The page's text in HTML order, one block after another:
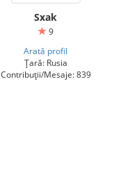
Sxak
9
Arată profil
Țară: Rusia
Contribuții/Mesaje: 839